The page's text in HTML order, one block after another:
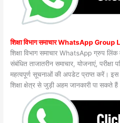
शिक्षा विभाग समाचार WhatsApp Group
शिक्षा विभाग समाचार WhatsApp ग्रुप
संबंधित ताजातरीन समाचार, योजनाएं, परीक्षा
महत्वपूर्ण सूचनाओं की अपडेट प्राप्त करें।
शिक्षा क्षेत्र से जुड़ी अहम जानकारी पा सकते